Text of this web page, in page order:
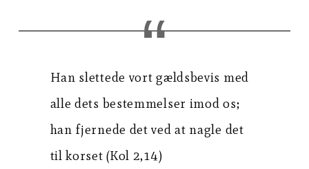
Han slettede vort gældsbevis med
alle dets bestemmelser imod os;
han fjernede det ved at nagle det
til korset (Kol 2,14)